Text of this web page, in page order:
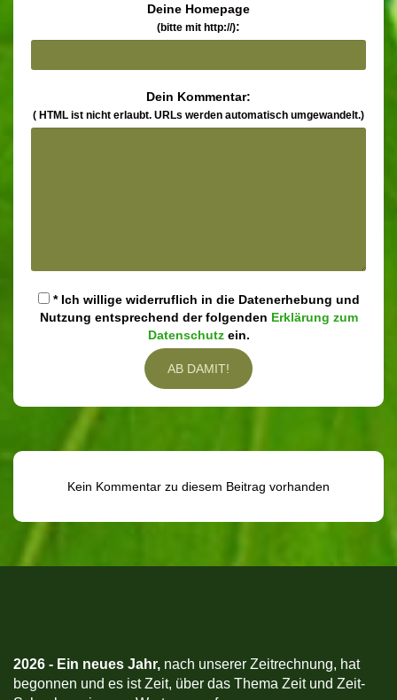
Deine Homepage
(bitte mit http://):
Dein Kommentar:
( HTML ist nicht erlaubt. URLs werden automatisch umgewandelt.)
* Ich willige widerruflich in die Datenerhebung und
Nutzung entsprechend der folgenden Erklärung zum
Datenschutzein.
Kein Kommentar zu diesem Beitrag vorhanden
2026 - Ein neues Jahr, nach unserer Zeitrechnung, hat
begonnen und es ist Zeit, über das Thema Zeit und Zeit-